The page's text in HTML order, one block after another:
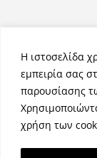
Η ιστοσελίδα
εμπειρία σας
παρουσίασης
χρήση των
Πνευματικά
Θέμα: